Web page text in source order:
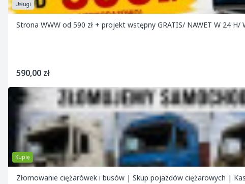
Usługi
Strona WWW od 590 zł + projekt wstępny GRATIS/ NAWET W 24 H/
590,00 zł
Kupię
Złomowanie ciężarówek i busów | Skup pojazdów ciężarowych |